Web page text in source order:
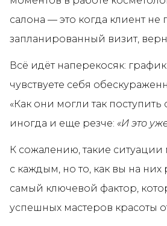
салона — это когда клиент не
запланированный визит,
Всё идёт наперекосяк:
чувствуете себя
«Как они могли так поступить
иногда и еще резче: «И это
К сожалению, такие ситуации
с каждым, но то, как вы на них
самый ключевой фактор,
успешных мастеров красоты